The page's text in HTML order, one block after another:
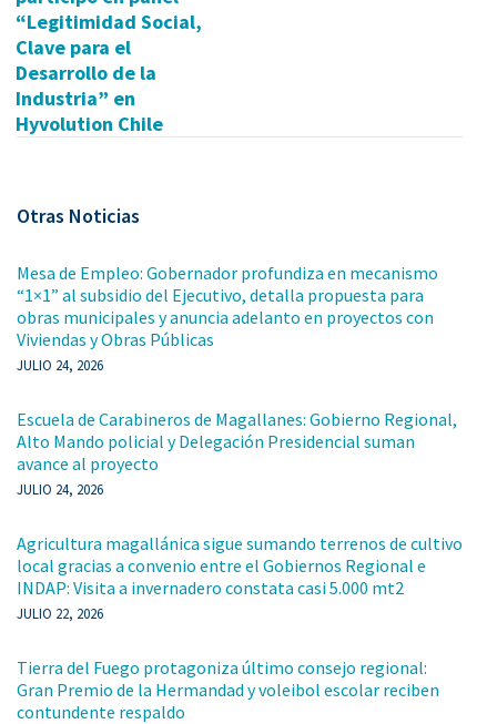
“Legitimidad Social,
Clave para el
Desarrollo de la
Industria” en
Hyvolution Chile
Otras Noticias
Mesa de Empleo: Gobernador profundiza en mecanismo
“1×1” al subsidio del Ejecutivo, detalla propuesta para
obras municipales y anuncia adelanto en proyectos con
Viviendas y Obras Públicas
JULIO 24, 2026
Escuela de Carabineros de Magallanes: Gobierno Regional,
Alto Mando policial y Delegación Presidencial suman
avance al proyecto
JULIO 24, 2026
Agricultura magallánica sigue sumando terrenos de cultivo
local gracias a convenio entre el Gobiernos Regional e
INDAP: Visita a invernadero constata casi 5.000 mt2
JULIO 22, 2026
Tierra del Fuego protagoniza último consejo regional:
Gran Premio de la Hermandad y voleibol escolar reciben
contundente respaldo